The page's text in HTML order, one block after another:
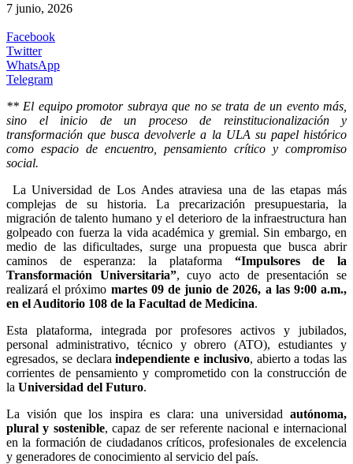
7 junio, 2026
Facebook
Twitter
WhatsApp
Telegram
** El equipo promotor subraya que no se trata de un evento más,
sino el inicio de un proceso de reinstitucionalización y
transformación que busca devolverle a la ULA su papel histórico
como espacio de encuentro, pensamiento crítico y compromiso
social.
La Universidad de Los Andes atraviesa una de las etapas más
complejas de su historia. La precarización presupuestaria, la
migración de talento humano y el deterioro de la infraestructura han
golpeado con fuerza la vida académica y gremial. Sin embargo, en
medio de las dificultades, surge una propuesta que busca abrir
caminos de esperanza: la plataforma “Impulsores de la
Transformación Universitaria”, cuyo acto de presentación se
realizará el próximo martes 09 de junio de 2026, a las 9:00 a.m.,
en el Auditorio 108 de la Facultad de Medicina.
Esta plataforma, integrada por profesores activos y jubilados,
personal administrativo, técnico y obrero (ATO), estudiantes y
egresados, se declaraindependiente e inclusivo, abierto a todas las
corrientes de pensamiento y comprometido con la construcción de
la Universidad del Futuro.
La visión que los inspira es clara: una universidad autónoma,
plural y sostenible, capaz de ser referente nacional e internacional
en la formación de ciudadanos críticos, profesionales de excelencia
y generadores de conocimiento al servicio del país.